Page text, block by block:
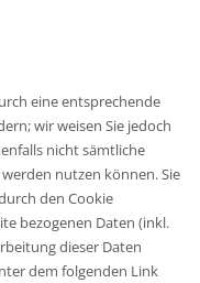
eine entsprechende
wir weisen Sie jedoch
nicht sämtliche
nutzen können. Sie
den Cookie
bezogenen Daten (inkl.
dieser Daten
dem folgenden Link